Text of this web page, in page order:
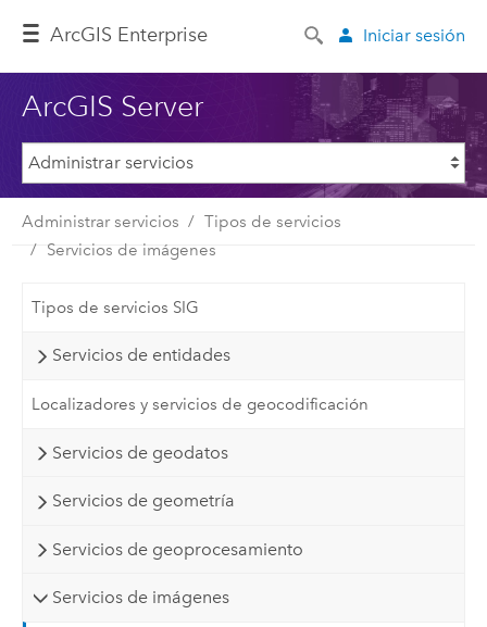
ArcGIS Enterprise Iniciar sesión
ArcGIS Server
Administrar servicios
Tipos de servicios
Servicios de imágenes
Tipos de servicios SIG
Servicios de entidades
Localizadores y servicios de geocodificación
Servicios de geodatos
Servicios de geometría
Servicios de geoprocesamiento
Servicios de imágenes